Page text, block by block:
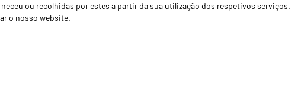
ou recolhidas por estes a partir da sua utilização dos respetivos serviços.
o nosso website.
Concessionários